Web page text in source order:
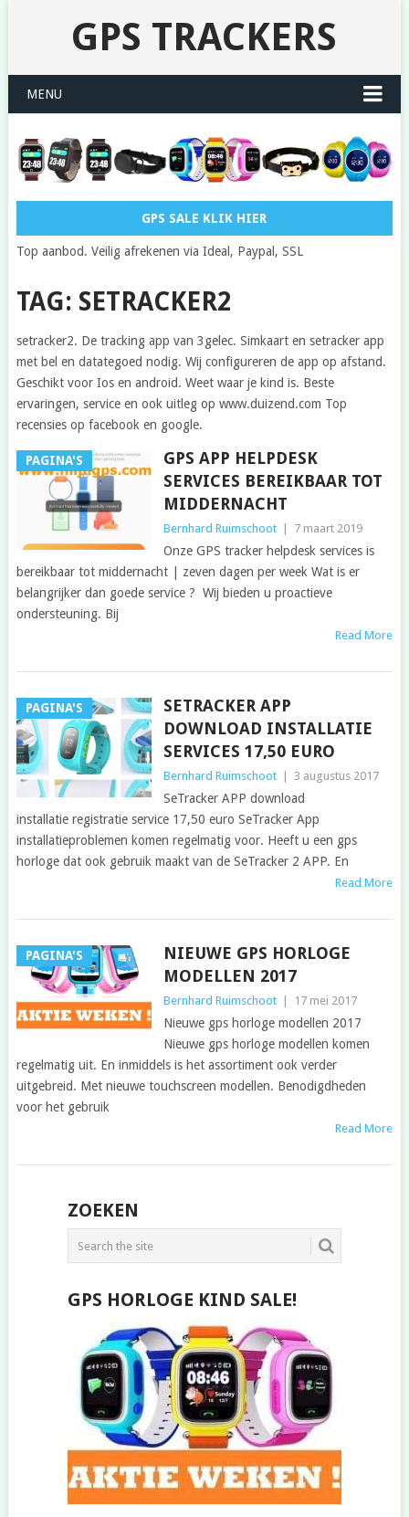
GPS TRACKERS
MENU
GPS SALE KLIK HIER
Top aanbod. Veilig afrekenen via Ideal, Paypal, SSL
TAG: SETRACKER2
setracker2. De tracking app van 3gelec. Simkaart en setracker app
met bel en datategoed nodig. Wij configureren de app op afstand.
Geschikt voor Ios en android. Weet waar je kind is. Beste
ervaringen, service en ook uitleg op www.duizend.com Top
recensies op facebook en google.
PAGINA'S
GPS APP HELPDESK
SERVICES BEREIKBAAR TOT
MIDDERNACHT
Bernhard Ruimschoot 7 maart 2019
Onze GPS tracker helpdesk services is
bereikbaar tot middernacht | zeven dagen per week Wat is er
belangrijker dan goede service ? Wij bieden u proactieve
ondersteuning. Bij
Read More
PAGINA'S
SETRACKER APP
DOWNLOAD INSTALLATIE
SERVICES 17,50 EURO
Bernhard Ruimschoot 3 augustus 2017
SeTracker APP download
installatie registratie service 17,50 euro SeTracker App
installatieproblemen komen regelmatig voor. Heeft u een gps
horloge dat ook gebruik maakt van de SeTracker 2 APP. En
Read More
PAGINA'S
NIEUWE GPS HORLOGE
MODELLEN 2017
Bernhard Ruimschoot 17 mei 2017
Nieuwe gps horloge modellen 2017
Nieuwe gps horloge modellen komen
regelmatig uit. En inmiddels is het assortiment ook verder
uitgebreid. Met nieuwe touchscreen modellen. Benodigdheden
voor het gebruik
Read More
POSTS
NAVIGATION
ZOEKEN
GPS HORLOGE KIND SALE!